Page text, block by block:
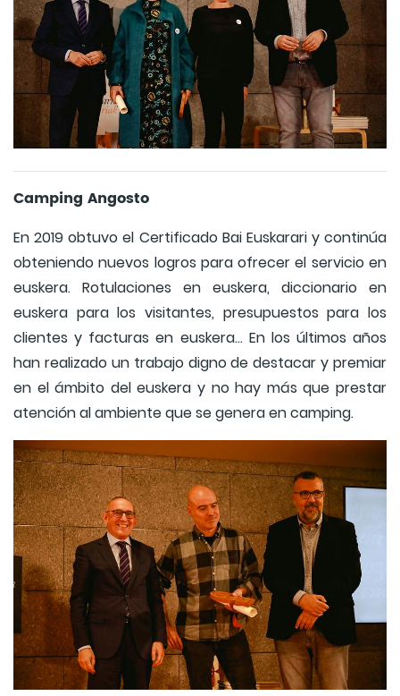
Camping Angosto
En 2019 obtuvo el Certificado Bai Euskarari y continúa
obteniendo nuevos logros para ofrecer el servicio en
euskera. Rotulaciones en euskera, diccionario en
euskera para los visitantes, presupuestos para los
clientes y facturas en euskera… En los últimos años
han realizado un trabajo digno de destacar y premiar
en el ámbito del euskera y no hay más que prestar
atención al ambiente que se genera en camping.